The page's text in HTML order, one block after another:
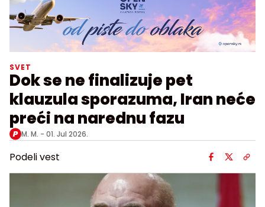
SVET
Dok se ne finalizuje pet
klauzula sporazuma, Iran neće
preći na narednu fazu
M. M. - 01. Jul 2026.
Podeli vest